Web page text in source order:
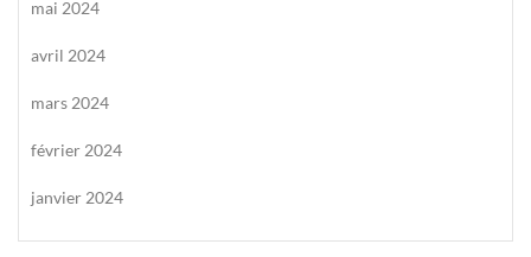
mai 2024
avril 2024
mars 2024
février 2024
janvier 2024